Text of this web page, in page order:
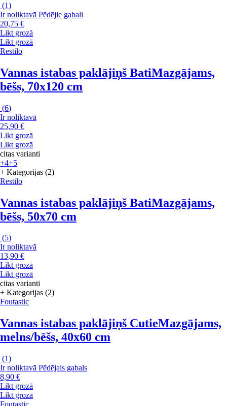
(1)
Ir noliktavā Pēdējie gabali
20,75 €
Likt grozā
Likt grozā
Restilo
Vannas istabas paklājiņš BatiMazgājams,
bēšs, 70x120 cm
(6)
Ir noliktavā
25,90 €
Likt grozā
Likt grozā
citas varianti
+4+5
+ Kategorijas (2)
Restilo
Vannas istabas paklājiņš BatiMazgājams,
bēšs, 50x70 cm
(5)
Ir noliktavā
13,90 €
Likt grozā
Likt grozā
citas varianti
+ Kategorijas (2)
Foutastic
Vannas istabas paklājiņš CutieMazgājams,
melns/bēšs, 40x60 cm
(1)
Ir noliktavā Pēdējais gabals
8,90 €
Likt grozā
Likt grozā